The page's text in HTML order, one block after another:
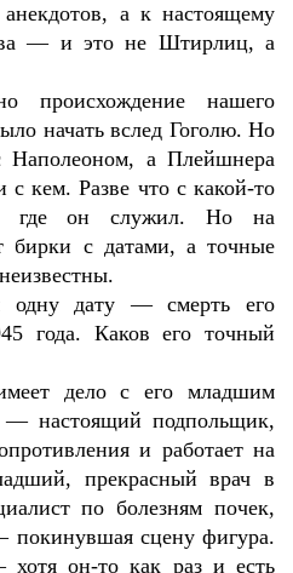
а к настоящему
— и это не Штирлиц, а
происхождение нашего
начать вслед Гоголю. Но
Наполеоном, а Плейшнера
с кем. Разве что с какой-то
где он служил. Но на
бирки с датами, а точные
одну дату — смерть его
года. Каков его точный
дело с его младшим
настоящий подпольщик,
и работает на
прекрасный врач в
по болезням почек,
сцену фигура.
он-то как раз и есть